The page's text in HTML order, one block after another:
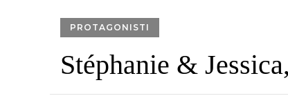
PROTAGONISTI
Stéphanie &